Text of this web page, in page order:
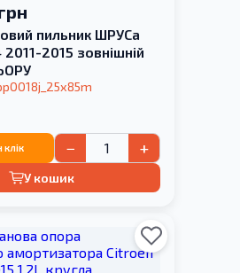
пильник ШРУСа
2015 зовнішній
− +
У кошик